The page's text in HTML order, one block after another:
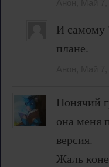
И самому
плане.
Понячий
она меня
версия.
Жаль